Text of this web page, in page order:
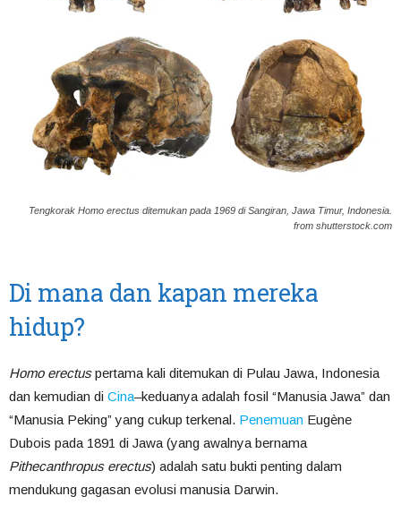
Tengkorak Homo erectus ditemukan pada 1969 di Sangiran, Jawa Timur, Indonesia.
from shutterstock.com
Di mana dan kapan mereka
hidup?
Homo erectuspertama kali ditemukan di Pulau Jawa, Indonesia
dan kemudian di Cina–keduanya adalah fosil “Manusia Jawa” dan
“Manusia Peking” yang cukup terkenal. Penemuan Eugène
Dubois pada 1891 di Jawa (yang awalnya bernama
Pithecanthropus erectus) adalah satu bukti penting dalam
mendukung gagasan evolusi manusia Darwin.